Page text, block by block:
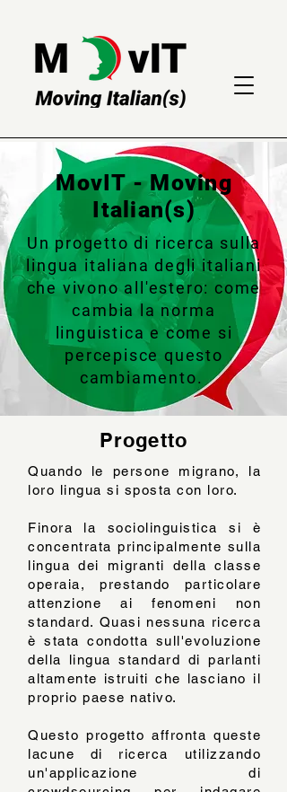
Progetto
Quando le persone migrano, la
loro lingua si sposta con loro.
Finora la sociolinguistica si è
concentrata principalmente sulla
lingua dei migranti della classe
operaia, prestando particolare
attenzione ai fenomeni non
standard. Quasi nessuna ricerca
è stata condotta sull'evoluzione
della lingua standard di parlanti
altamente istruiti che lasciano il
proprio paese nativo.
Questo progetto affronta queste
lacune di ricerca utilizzando
un'applicazione di
MovIT - Moving
Italian(s)
Un progetto di ricerca sulla
lingua italiana degli italiani
che vivono all'estero: come
cambia la norma
linguistica e come si
percepisce questo
cambiamento.